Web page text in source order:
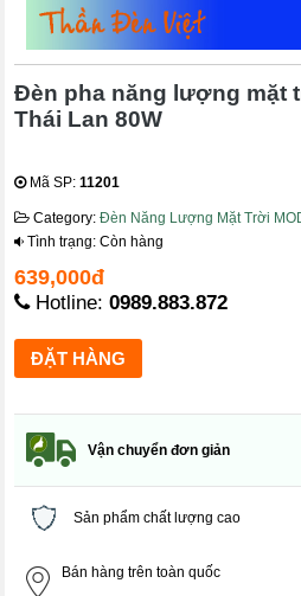
Đèn pha năng lượng mặt
Thái Lan 80W
Mã SP:11201
Category:Đèn Năng Lượng Mặt Trời
Tình trạng: Còn hàng
639,000đ
Hotline:0989.883.872
Vận chuyển đơn giản
Sản phẩm chất lượng cao
Bán hàng trên toàn quốc